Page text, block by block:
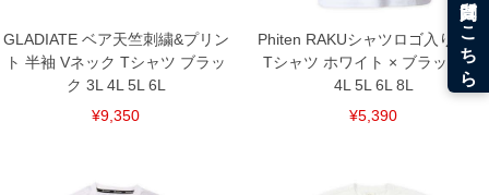
GLADIATE ベア天竺刺繍&プリン
ト 半袖 Vネック Tシャツ ブラッ
ク 3L 4L 5L 6L
¥9,350
Phiten RAKUシャツロゴ入り 半袖
Tシャツ ホワイト × ブラック 3L
4L 5L 6L 8L
¥5,390